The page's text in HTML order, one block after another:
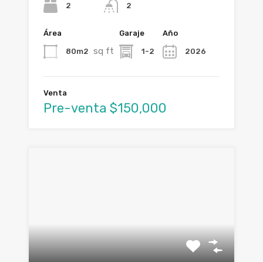
2 2
Área
80m2 sq ft
Garaje
1-2
Año
2026
Venta
Pre-venta $150,000